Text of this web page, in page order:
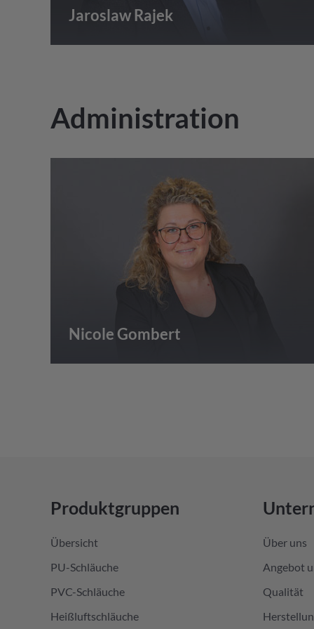
Jaroslaw Rajek
Administration
Nicole Gombert
Produktgruppen
Übersicht
PU-Schläuche
PVC-Schläuche
Heißluftschläuche
Über uns
Angebot
Qualität